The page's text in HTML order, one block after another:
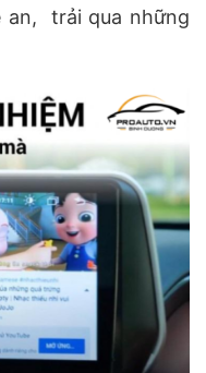
an, trải qua những